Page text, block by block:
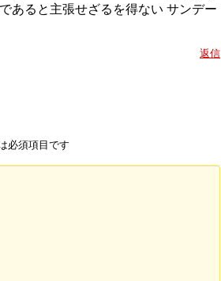
あると主張せざるを得ない サンデー
返信
必須項目です